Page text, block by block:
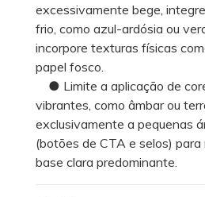
excessivamente bege,
frio, como azul-ardósia ou
incorpore texturas físicas
papel fosco.
● Limite a aplicação de
vibrantes, como âmbar ou
exclusivamente a pequenas
(botões de CTA e selos)
base clara predominante.